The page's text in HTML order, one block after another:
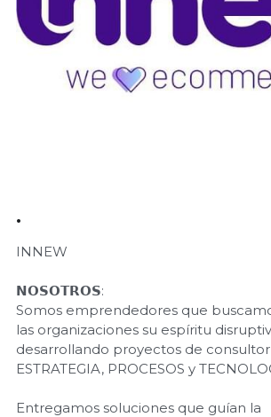
·
INNEW
𝗡𝗢𝗦𝗢𝗧𝗥𝗢𝗦:
Somos emprendedores que
las organizaciones su espíritu
desarrollando proyectos de
ESTRATEGIA, PROCESOS y
Entregamos soluciones que guían la